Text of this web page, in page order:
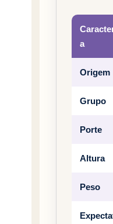
a
Origem
Grupo
Porte
Altura
Peso